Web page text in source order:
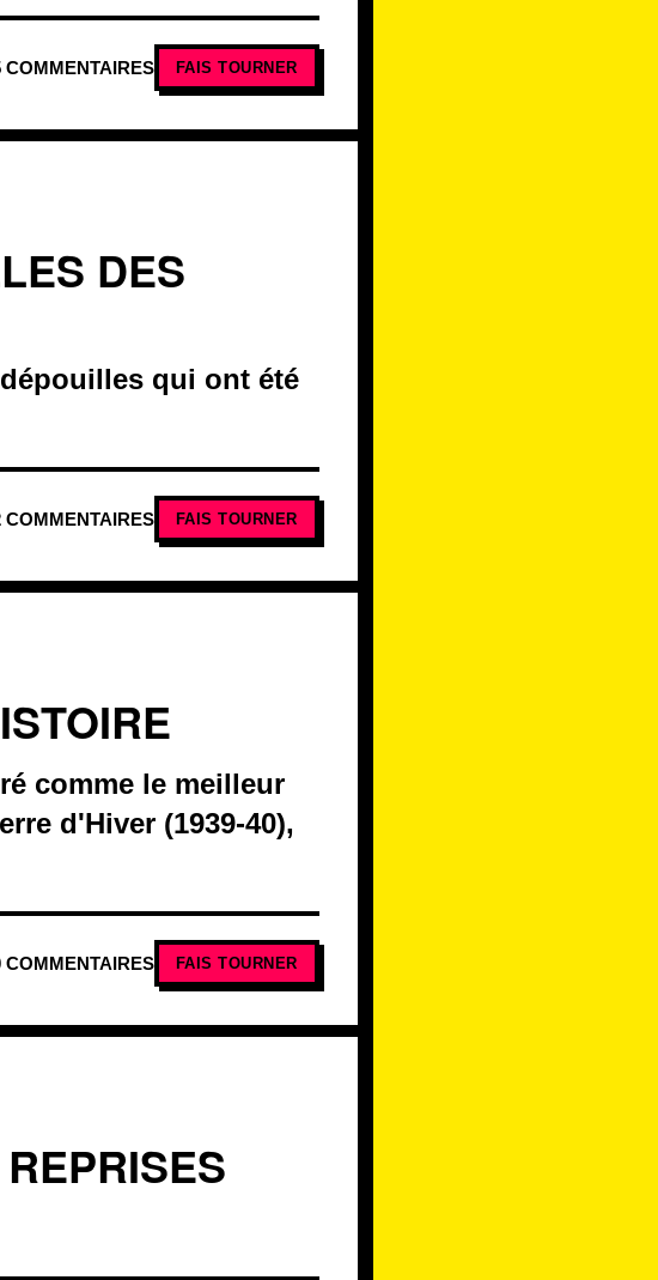
COMMENTAIRES FAIS TOURNER
DES
qui ont été
COMMENTAIRES FAIS TOURNER
comme le meilleur
d'Hiver (1939-40),
COMMENTAIRES FAIS TOURNER